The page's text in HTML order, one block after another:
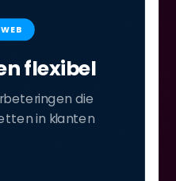
flexibel
die
in klanten